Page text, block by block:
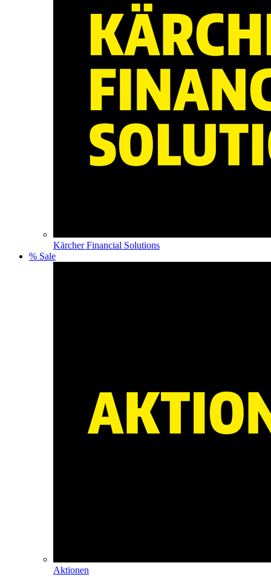
Kärcher Financial Solutions
% Sale
Aktionen